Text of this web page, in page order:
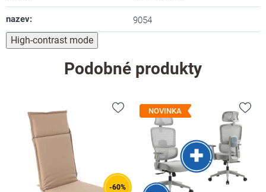
nazev: 9054
High-contrast mode
Podobné produkty
-60%
NOVINKA